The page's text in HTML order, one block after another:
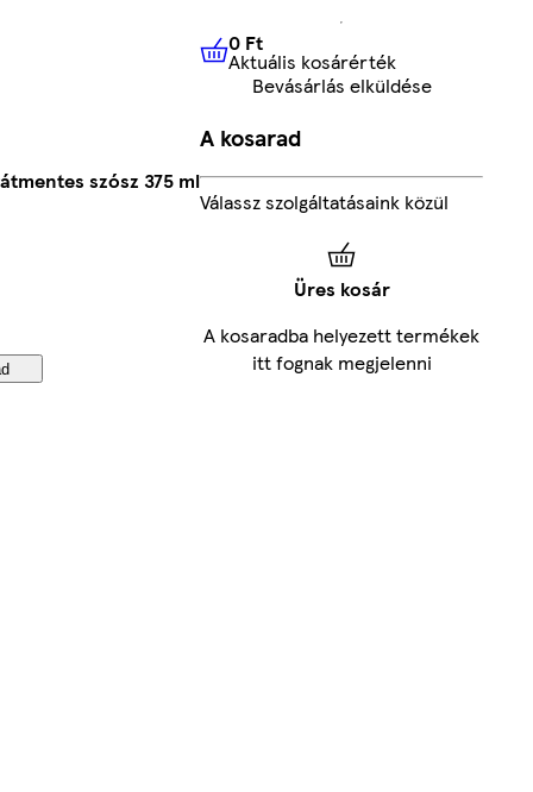
szósz 375 ml
0 FtAktuális kosárérték
0 Ft
Aktuális kosárérték
Bevásárlás elküldése
A kosarad
Válassz szolgáltatásaink közül
Üres kosár
A kosaradba helyezett termékek
itt fognak megjelenni